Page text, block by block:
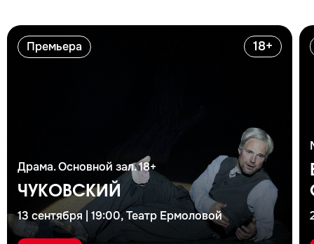
Премьера 18+
Драма. Основной зал. 18+
ЧУКОВСКИЙ
13 сентября | 19:00, Театр Ермоловой